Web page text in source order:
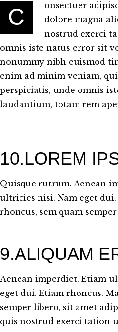
C
onsectuer
dolore magna
nostrud exerci
omnis iste natus error sit
nonummy nibh euismod
enim ad minim veniam,
perspiciatis, unde omnis
laudantium, totam rem
10.LOREM
Quisque rutrum. Aenean
ultricies nisi. Nam eget
rhoncus, sem quam
9.ALIQUAM
Aenean imperdiet. Etiam
eget dui. Etiam rhoncus.
semper libero, sit amet
quis nostrud exerci tation